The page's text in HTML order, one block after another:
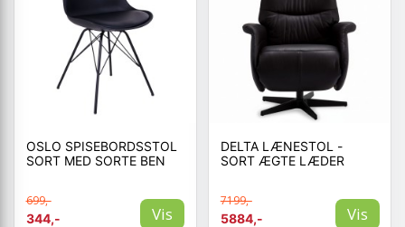
OSLO SPISEBORDSSTOL
SORT MED SORTE BEN
699,-
344,-
Vis
DELTA LÆNESTOL -
SORT ÆGTE LÆDER
7199,-
5884,-
Vis